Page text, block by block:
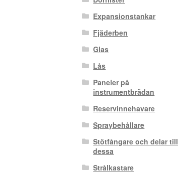
Expansionstankar
Fjäderben
Glas
Lås
Paneler på
instrumentbrädan
Reservinnehavare
Spraybehållare
Stötfångare och delar till
dessa
Strålkastare